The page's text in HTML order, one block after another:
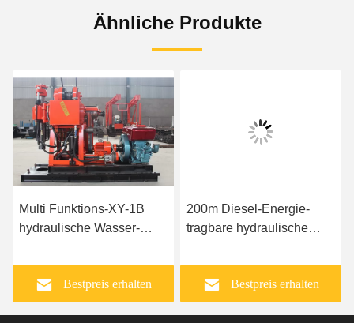
Ähnliche Produkte
Multi Funktions-XY-1B
hydraulische Wasser-
Maschine
Bestpreis erhalten
200m Diesel-Energie-
tragbare hydraulische
Brunnenbohrungs-Anlage
Bestpreis erhalten